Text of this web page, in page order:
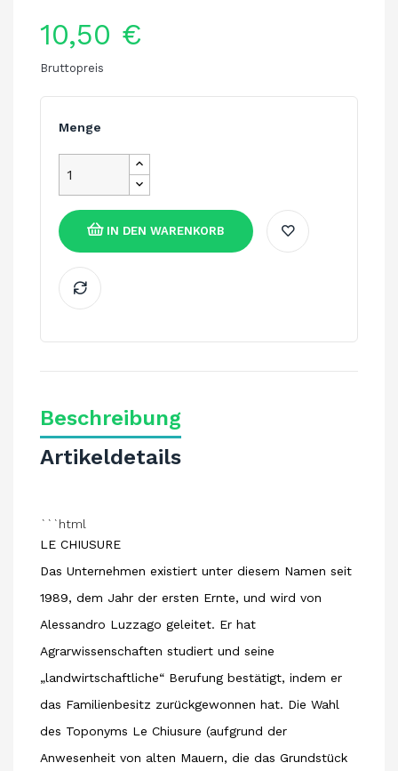
10,50 €
Bruttopreis
Menge
IN DEN WARENKORB
Beschreibung
Artikeldetails
```html
LE CHIUSURE
Das Unternehmen existiert unter diesem Namen seit
1989, dem Jahr der ersten Ernte, und wird von
Alessandro Luzzago geleitet. Er hat
Agrarwissenschaften studiert und seine
„landwirtschaftliche“ Berufung bestätigt, indem er
das Familienbesitz zurückgewonnen hat. Die Wahl
des Toponyms Le Chiusure (aufgrund der
Anwesenheit von alten Mauern, die das Grundstück